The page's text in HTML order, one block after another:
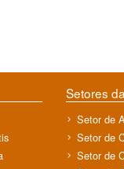
Setores
Setor de
Setor de
Setor de